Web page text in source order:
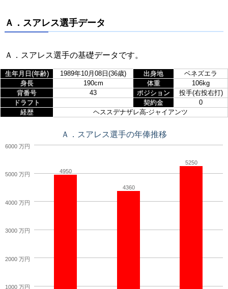
Ａ．スアレス選手データ
Ａ．スアレス選手の基礎データです。
生年月日(年齢) 1989年10月08日(36歳) 出身地
ベネズエラ
身長
190cm 体重
106kg
背番号
43 ポジション
投手(右投右打)
ドラフト
契約金
0
経歴
ヘススデナザレ高-ジャイアンツ
Ａ．スアレス選手の年俸推移
4950
4360
5250
1000 万円
2000 万円
3000 万円
4000 万円
5000 万円
6000 万円